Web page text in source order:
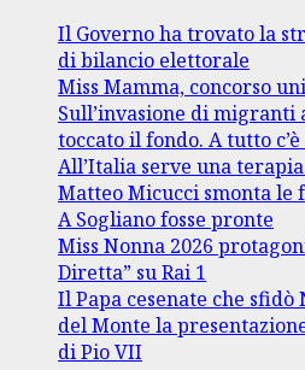
Il Governo ha trovato la
di bilancio elettorale
Miss Mamma, concorso
Sull’invasione di migranti
toccato il fondo. A tutto
All’Italia serve una
Matteo Micucci smonta le
A Sogliano fosse pronte
Miss Nonna 2026
Diretta” su Rai 1
Il Papa cesenate che sfidò
del Monte la
di Pio VII